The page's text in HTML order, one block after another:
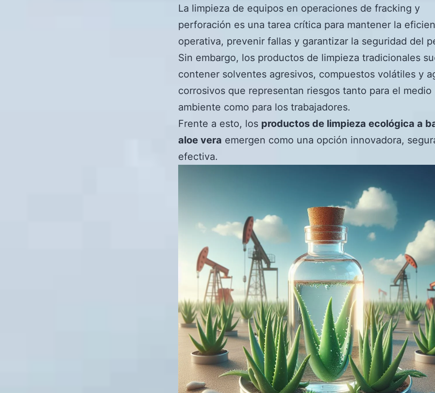
La limpieza de equipos en operaciones de fracking y
perforación es una tarea crítica para mantener la
operativa, prevenir fallas y garantizar la seguridad del
Sin embargo, los productos de limpieza tradicionales
contener solventes agresivos, compuestos volátiles y
corrosivos que representan riesgos tanto para el medio
ambiente como para los trabajadores.
Frente a esto, los productos de limpieza ecológica a
aloe vera emergen como una opción innovadora,
efectiva.